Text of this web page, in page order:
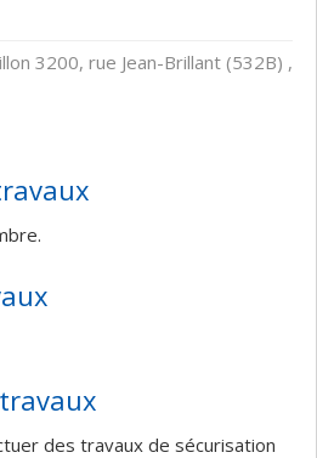
3200, rue Jean-Brillant (532B) ,
des travaux de sécurisation